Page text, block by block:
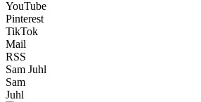
YouTube
Pinterest
TikTok
Mail
RSS
Sam Juhl
Sam
Juhl